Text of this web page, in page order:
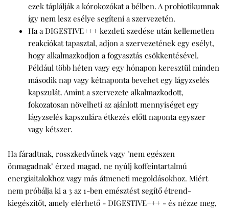
ezek táplálják a kórokozókat a bélben. A probiotikumnak
így nem lesz esélye segíteni a szervezetén.
Ha a DIGESTIVE+++ kezdeti szedése után kellemetlen
reakciókat tapasztal, adjon a szervezetének egy esélyt,
hogy alkalmazkodjon a fogyasztás csökkentésével.
Például több héten vagy egy hónapon keresztül minden
második nap vagy kétnaponta bevehet egy lágyzselés
kapszulát. Amint a szervezete alkalmazkodott,
fokozatosan növelheti az ajánlott mennyiséget egy
lágyzselés kapszulára étkezés előtt naponta egyszer
vagy kétszer.
Ha fáradtnak, rosszkedvűnek vagy "nem egészen
önmagadnak" érzed magad, ne nyúlj koffeintartalmú
energiaitalokhoz vagy más átmeneti megoldásokhoz. Miért
nem próbálja ki a 3 az 1-ben emésztést segítő étrend-
kiegészítőt, amely elérhető - DIGESTIVE+++ - és nézze meg,